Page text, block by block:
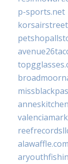
p-sports.net
alawaffle.com